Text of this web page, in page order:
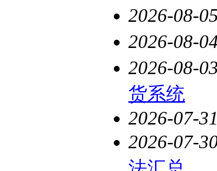
2026-08-
2026-08-
2026-08-
货系统
2026-07-
2026-07-